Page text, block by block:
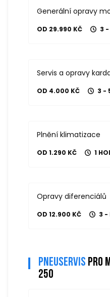
Generální opravy
OD 29.990 KČ 3 -
Servis a opravy
OD 4.000 KČ 3 -
Plnění klimatizace
OD 1.290 KČ 1
Opravy diferenciálů
OD 12.900 KČ 3 -
Pneuservis pro
250